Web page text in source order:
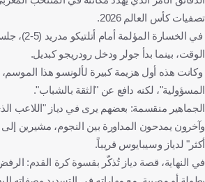
تصفيات كأس العالم 2026.
في الخسارة
الوقت، بينما بدأ جولر ودخل رودريجو كبديل.
وكانت هذه أول هزيمة كبيرة لألونسو هذا
المسؤولية"، لكنه دافع عن "الثقة بالشباب".
الجماهير منقسمة: بعضهم يرى في دياز "اللاعب
وآخرون يمدحون المداورة بين النجوم، مشيرين إلى
أكثر" لدياز وسيبايوس قريباً.
في النهاية، قصة دياز تُذكّر بقسوة كرة القدم: